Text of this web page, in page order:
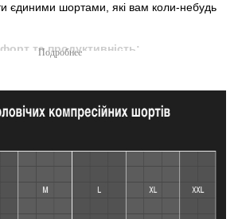
єдиними шортами, які вам коли-небудь
та продуктивність:
м’язову втому, покращує кровообіг без
чи розтяжності.
деталях:
на молнії для цінних речей, ліва
одна прихована внутрішня
внутрішня кишеня для телефону.